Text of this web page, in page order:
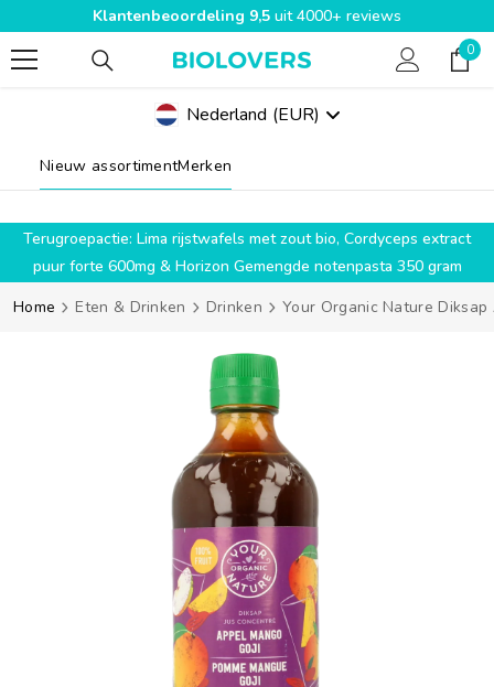
SPRING NAAR INHOUD
Klantenbeoordeling 9,5 uit 4000+ reviews
0
0
Geolocation Button Mobile: Nederland, EUR
Nederland (EUR)
Nieuw assortimentMerken
Terugroepactie: Lima rijstwafels met zout bio, Cordyceps extract
puur forte 600mg & Horizon Gemengde notenpasta 350 gram
Home
Eten & Drinken Drinken Your Organic Nature